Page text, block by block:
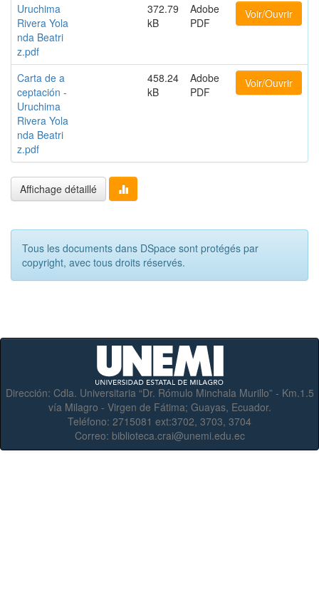
Uruchima
Rivera Yola
nda Beatri
z.pdf
372.79
kB
Adobe
PDF
Voir/Ouvrir
Carta de a
ceptación -
Uruchima
Rivera Yola
nda Beatri
z.pdf
458.24
kB
Adobe
PDF
Voir/Ouvrir
Affichage détaillé
Tous les documents dans DSpace sont protégés par
copyright, avec tous droits réservés.
Dirección: Cdla. Universitaria “Dr. Rómulo Minchala Murillo” - Km.1.5
vía Milagro - Virgen de Fátima; Guayas, Ecuador.
Teléfono: 2715081 ext:3702, 3703, 3704
Correo: biblioteca.crai@unemi.edu.ec